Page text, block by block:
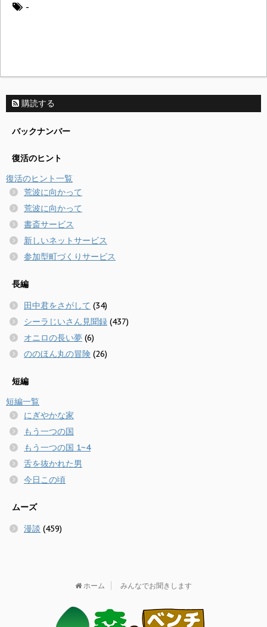
-
購読する
バックナンバー
復活のヒント
復活のヒント一覧
荒波に向かって
荒波に向かって
書斎サービス
新しいネットサービス
参加型町づくりサービス
長編
田中君をさがして (34)
シーラじいさん見聞録 (437)
オニロの長い夢 (6)
ののほん丸の冒険 (26)
短編
短編一覧
にぎやかな家
もう一つの国
もう一つの国 1~4
舌を抜かれた男
今日この頃
ムーズ
漫談 (459)
ホーム みんなでお聞きします